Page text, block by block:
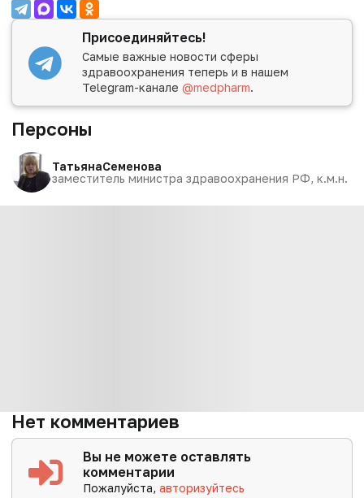
Присоединяйтесь!
Самые важные новости сферы
здравоохранения теперь и в нашем
Telegram-канале@medpharm.
Персоны
ТатьянаСеменова
заместитель министра здравоохранения РФ, к.м.н.
Нет комментариев
Вы не можете оставлять
комментарии
Пожалуйста,авторизуйтесь